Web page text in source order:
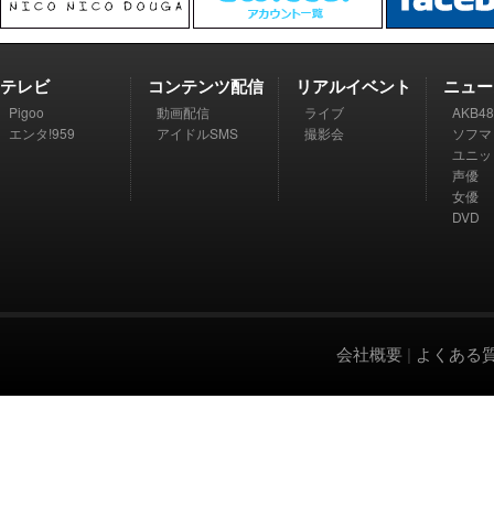
テレビ
Pigoo
エンタ!959
コンテンツ配信
動画配信
アイドルSMS
リアルイベント
ライブ
撮影会
ニュ
AKB48
ソフ
ユニ
声優
女優
DVD
会社概要 | よくある